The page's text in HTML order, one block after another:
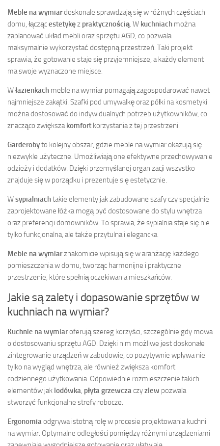
Meble na wymiardoskonale sprawdzają się w różnych częściach
domu, łączącestetykęz praktycznością. W kuchniach można
zaplanować układ mebli oraz sprzętu AGD, co pozwala
maksymalnie wykorzystać dostępną przestrzeń. Taki projekt
sprawia, że gotowanie staje się przyjemniejsze, a każdy element
ma swoje wyznaczone miejsce.
Włazienkach meble na wymiar pomagają zagospodarować nawet
najmniejsze zakątki. Szafki pod umywalkę oraz półki na kosmetyki
można dostosować do indywidualnych potrzeb użytkowników, co
znacząco zwiększakomfort korzystania z tej przestrzeni.
Garderobyto kolejny obszar, gdzie meble na wymiar okazują się
niezwykle użyteczne. Umożliwiają one efektywne przechowywanie
odzieży i dodatków. Dzięki przemyślanej organizacji wszystko
znajduje się w porządku i prezentuje się estetycznie.
Wsypialniachtakie elementy jak zabudowane szafy czy specjalnie
zaprojektowane łóżka mogą być dostosowane do stylu wnętrza
oraz preferencji domowników. To sprawia, że sypialnia staje się nie
tylko funkcjonalna, ale także przytulna i elegancka.
Meble na wymiarznakomicie wpisują się w aranżację każdego
pomieszczenia w domu, tworząc harmonijne i praktyczne
przestrzenie, które spełnią oczekiwania mieszkańców.
Jakie są zalety i dopasowanie sprzętów w
kuchniach na wymiar?
Kuchnie na wymiaroferują szereg korzyści, szczególnie gdy mowa
o dostosowaniu sprzętu AGD. Dzięki nim możliwe jest doskonałe
zintegrowanie urządzeń w zabudowie, co pozytywnie wpływa nie
tylko na wygląd wnętrza, ale również zwiększa komfort
codziennego użytkowania. Odpowiednie rozmieszczenie takich
elementów jak lodówka, płyta grzewczaczyzlew pozwala
stworzyć funkcjonalne strefy robocze.
Ergonomiaodgrywa istotną rolę w procesie projektowania kuchni
na wymiar. Optymalne odległości pomiędzy różnymi urządzeniami